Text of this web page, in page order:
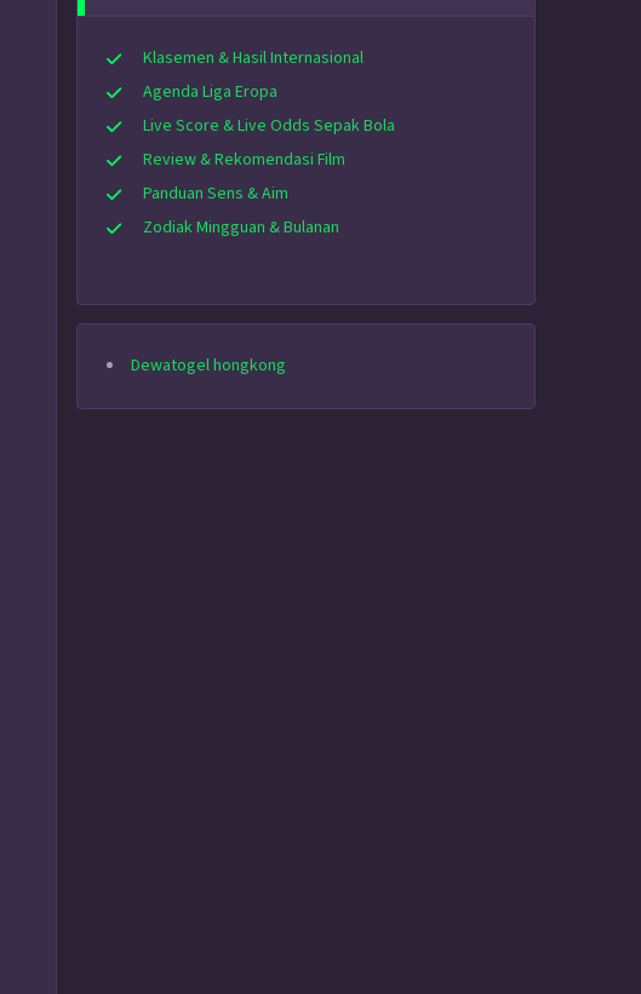
Klasemen & Hasil Internasional
Agenda Liga Eropa
Live Score & Live Odds Sepak Bola
Review & Rekomendasi Film
Panduan Sens & Aim
Zodiak Mingguan & Bulanan
Dewatogel hongkong